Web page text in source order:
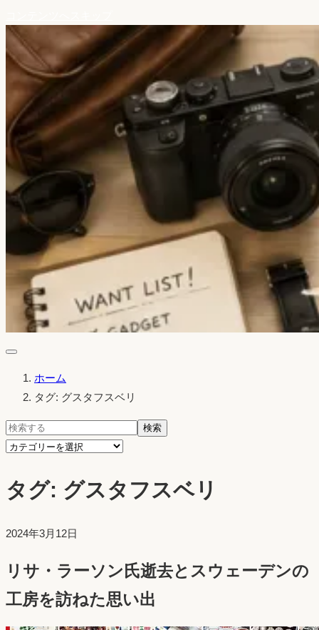
ホーム
タグ: グスタフスベリ
検
索:
検索
カ
ゴ
リ
選
択
タグ: グスタフスベリ
投
日：
2024年3月12日
リサ・ラーソン氏逝去とスウェーデンの
工房を訪ねた思い出